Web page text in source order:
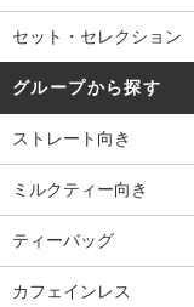
セット・セレクション
グループから探す
ストレート向き
ミルクティー向き
ティーバッグ
カフェインレス